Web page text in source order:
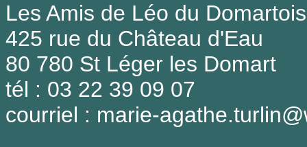
Les Amis de Léo du Domartois
425 rue du Château d'Eau
80 780 St Léger les Domart
tél : 03 22 39 09 07
courriel : marie-